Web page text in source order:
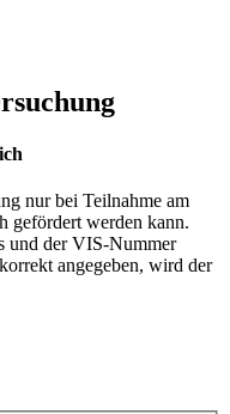
nur bei Teilnahme am
gefördert werden kann.
und der VIS-Nummer
angegeben, wird der